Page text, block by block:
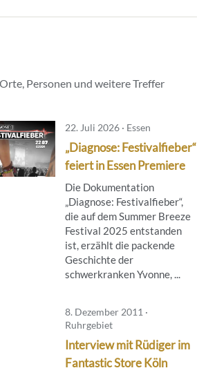
Personen und weitere Treffer
22. Juli 2026 · Essen
„Diagnose: Festivalfieber“
feiert in Essen Premiere
Die Dokumentation
„Diagnose: Festivalfieber“,
die auf dem Summer Breeze
Festival 2025 entstanden
ist, erzählt die packende
Geschichte der
schwerkranken Yvonne, ...
8. Dezember 2011 ·
Ruhrgebiet
Interview mit Rüdiger im
Fantastic Store Köln